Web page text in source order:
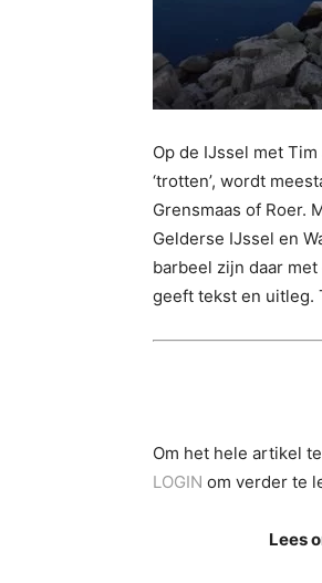
Op de IJssel met
‘trotten’, wordt
Grensmaas of Roer.
Gelderse IJssel en
barbeel zijn daar
geeft tekst en uitleg.
Om het hele artikel
LOGIN om verder te
Lees